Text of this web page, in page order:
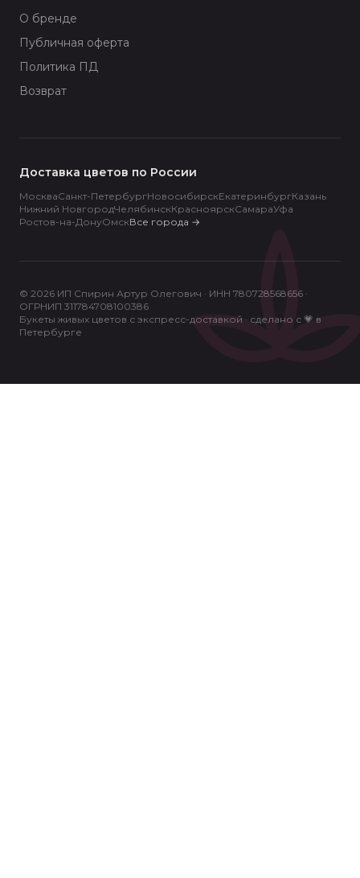
О бренде
Публичная оферта
Политика ПД
Возврат
Доставка цветов по России
МоскваСанкт-ПетербургНовосибирскЕкатеринбургКазань
Нижний НовгородЧелябинскКрасноярскСамараУфа
Ростов-на-ДонуОмскВсе города →
© 2026 ИП Спирин Артур Олегович · ИНН 780728568656 ·
ОГРНИП 311784708100386
Букеты живых цветов с экспресс-доставкой · сделано с 💗 в
Петербурге